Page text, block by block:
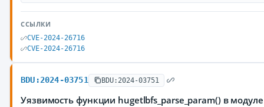
ССЫЛКИ
CVE-2024-26716
CVE-2024-26716
BDU:2024-03751 BDU:2024-03751
Уязвимость функции hugetlbfs_parse_param() в